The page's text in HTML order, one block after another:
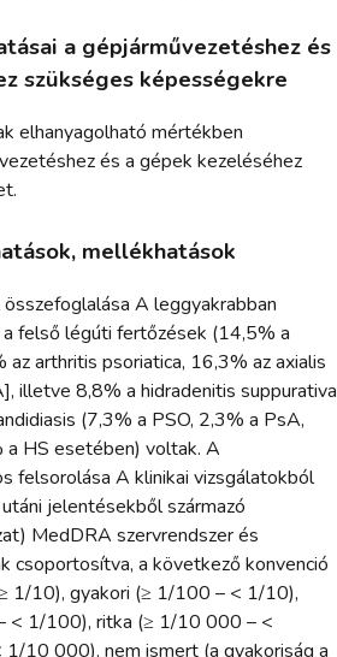
a gépjárművezetéshez és
szükséges képességekre
elhanyagolható mértékben
és a gépek kezeléséhez
mellékhatások
A leggyakrabban
felső légúti fertőzések (14,5% a
arthritis psoriatica, 16,3% az axialis
illetve 8,8% a hidradenitis suppurativa
(7,3% a PSO, 2,3% a PsA,
HS esetében) voltak. A
felsorolása A klinikai vizsgálatokból
jelentésekből származó
MedDRA szervrendszer és
csoportosítva, a következő konvenció
1/10), gyakori (≥ 1/100 – < 1/10),
< 1/100), ritka (≥ 1/10 000 – <
10 000), nem ismert (a gyakoriság a